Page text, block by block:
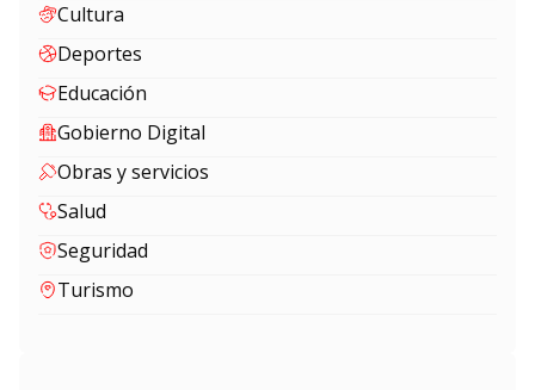
Cultura
Deportes
Educación
Gobierno Digital
Obras y servicios
Salud
Seguridad
Turismo